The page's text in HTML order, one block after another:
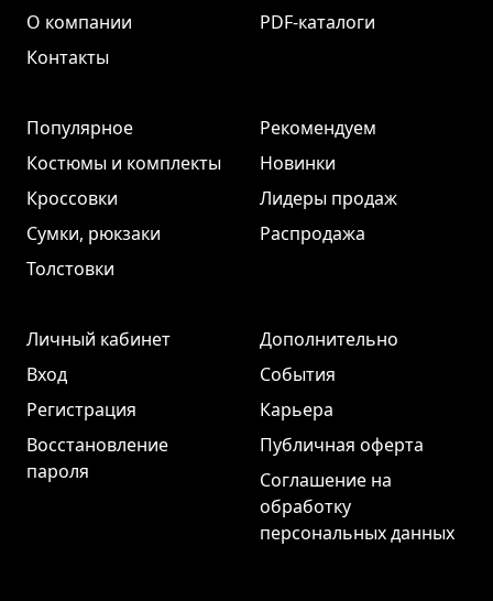
О компании
Контакты
PDF-каталоги
Популярное
Костюмы и комплекты
Кроссовки
Сумки, рюкзаки
Толстовки
Рекомендуем
Новинки
Лидеры продаж
Распродажа
Личный кабинет
Вход
Регистрация
Восстановление
пароля
Дополнительно
События
Карьера
Публичная оферта
Соглашение на
обработку
персональных данных